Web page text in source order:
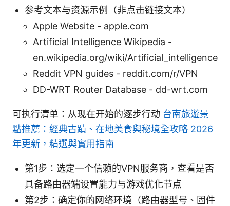
参考文本与资源示例（非点击链接文本）
Apple Website - apple.com
Artificial Intelligence Wikipedia -
en.wikipedia.org/wiki/Artificial_intelligence
Reddit VPN guides - reddit.com/r/VPN
DD-WRT Router Database - dd-wrt.com
可执行清单：从现在开始的逐步行动 台南旅遊景
點推薦：經典古蹟、在地美食與秘境全攻略 2026
年更新，精選與實用指南
第1步：选定一个信赖的VPN服务商，查看是否
具备路由器端设置能力与游戏优化节点
第2步：确定你的网络环境（路由器型号、固件